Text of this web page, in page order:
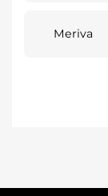
Meriva